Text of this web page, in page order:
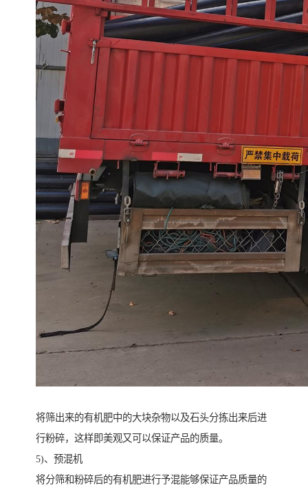
将筛出来的有机肥中的大块杂物以及石头分拣出来后进
行粉碎，这样即美观又可以保证产品的质量。
5)、预混机
将分筛和粉碎后的有机肥进行予混能够保证产品质量的